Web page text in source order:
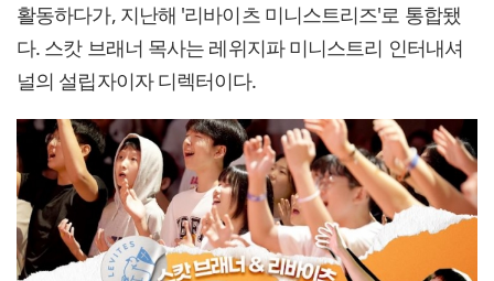
활동하다가, 지난해 '리바이츠 미니스트리즈'로 통합됐
다. 스캇 브래너 목사는 레위지파 미니스트리 인터내셔
널의 설립자이자 디렉터이다.